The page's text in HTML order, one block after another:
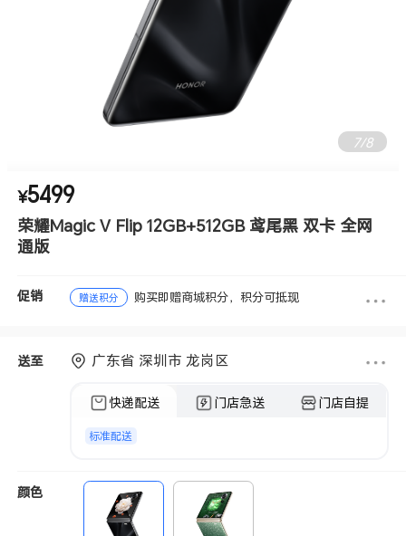
8/8
¥5499
荣耀Magic V Flip 12GB+512GB 鸢尾黑 双卡 全网
通版
促销 赠送积分 购买即赠商城积分，积分可抵现
送至 广东省 深圳市 龙岗区
快递配送 门店急送 门店自提
标准配送
颜色